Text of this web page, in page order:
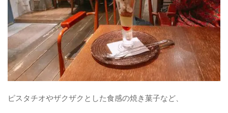
ピスタチオやザクザクとした食感の焼き菓子など、